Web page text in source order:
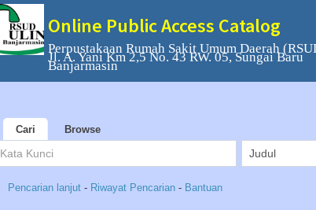
Online Public Access Catalog
Perpustakaan Rumah Sakit Umum Daerah
Jl. A. Yani Km 2,5 No. 43 RW. 05, Sungai Baru
Banjarmasin
Cari Browse
Pencarian lanjut - Riwayat Pencarian - Bantuan